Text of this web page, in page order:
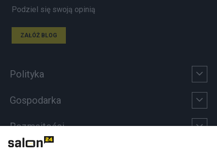
Podziel się swoją opinią
ZAŁÓŻ BLOG
Polityka
Gospodarka
Rozmaitości